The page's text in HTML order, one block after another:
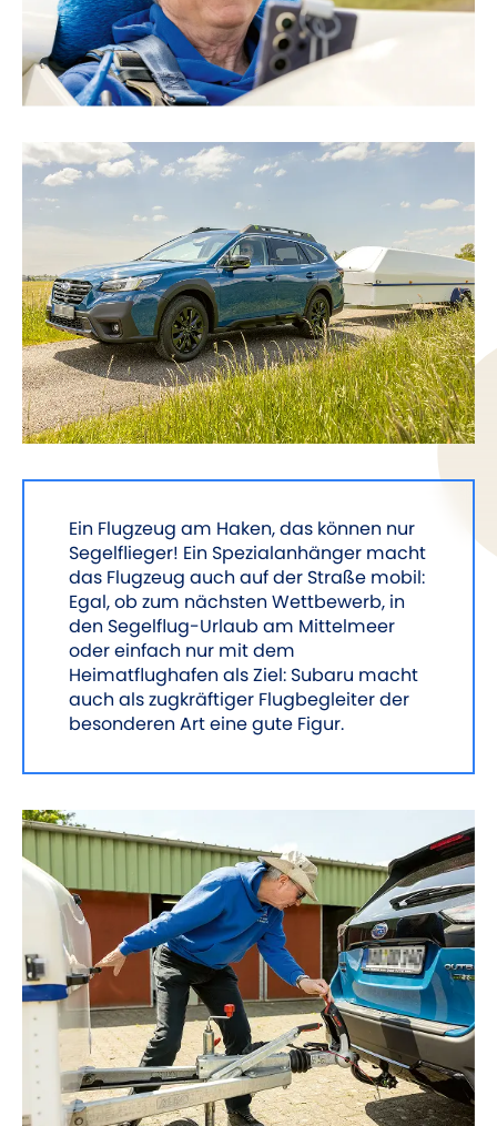
Ein Flugzeug am Haken, das können nur
Segelflieger! Ein Spezialanhänger macht
das Flugzeug auch auf der Straße mobil:
Egal, ob zum nächsten Wettbewerb, in
den Segelflug-Urlaub am Mittelmeer
oder einfach nur mit dem
Heimatflughafen als Ziel: Subaru macht
auch als zugkräftiger Flugbegleiter der
besonderen Art eine gute Figur.